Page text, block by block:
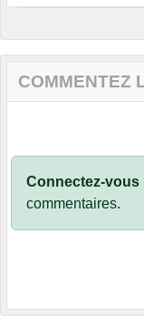
COMMENTEZ
Connectez-vous
commentaires.